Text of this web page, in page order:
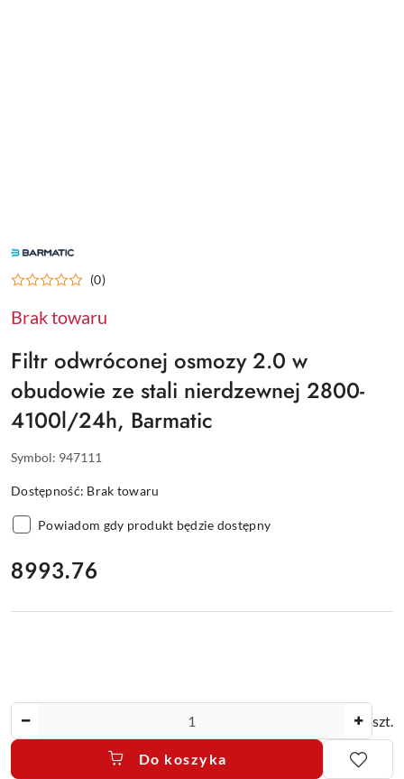
BARMATIC
–
PROFESJONALNE
KOSTKARKI
SPRZĘT
BAROWY
(0)
Brak towaru
Filtr odwróconej osmozy 2.0 w
obudowie ze stali nierdzewnej 2800-
4100l/24h, Barmatic
Symbol: 947111
Dostępność: Brak towaru
Powiadom gdy produkt będzie dostępny
cena:
8993.76
szt.
Do koszyka